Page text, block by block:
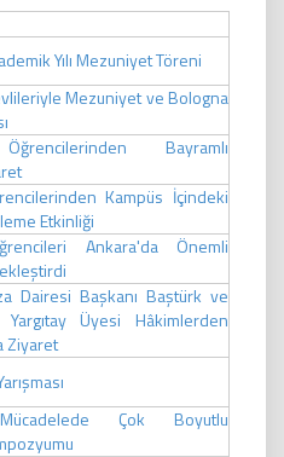
Yılı Mezuniyet Töreni
Mezuniyet ve Bologna
Bayramlı
Kampüs İçindeki
Etkinliği
Ankara'da Önemli
Dairesi Başkanı Baştürk ve
Üyesi Hâkimlerden
Ziyaret
Mücadelede Çok Boyutlu